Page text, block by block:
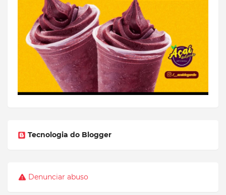
Tecnologia do Blogger
Denunciar abuso